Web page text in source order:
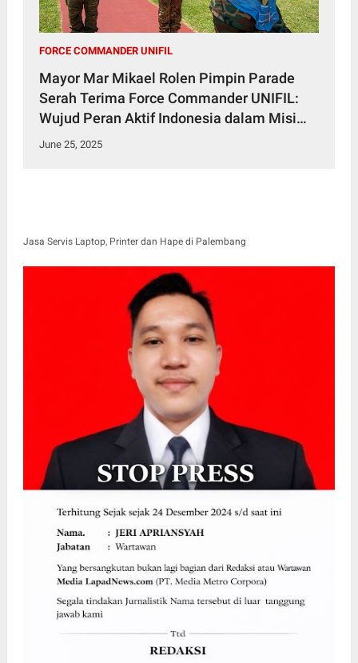
FORCE COMMANDER UNIFIL
Mayor Mar Mikael Rolen Pimpin Parade
Serah Terima Force Commander UNIFIL:
Wujud Peran Aktif Indonesia dalam Misi
Perdamaian Dunia
June 25, 2025
Jasa Servis Laptop, Printer dan Hape di Palembang